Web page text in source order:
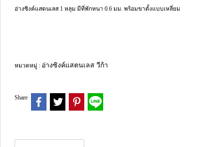
อ่างซิงค์แสตนเลส 1 หลุม มีที่พักหนา 0.6 มม. พร้อมขาตั้งแบบเหลี่ยม
หมวดหมู่ : อ่างซิงค์แสตนเลส วีก้า
Share